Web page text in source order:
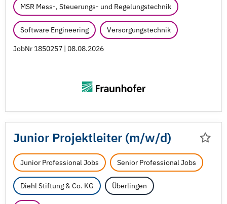
MSR Mess-, Steuerungs- und Regelungstechnik
Software Engineering Versorgungstechnik
JobNr 1850257 | 08.08.2026
Junior Projektleiter (m/w/d)
Junior Professional Jobs Senior Professional Jobs
Diehl Stiftung & Co. KG Überlingen